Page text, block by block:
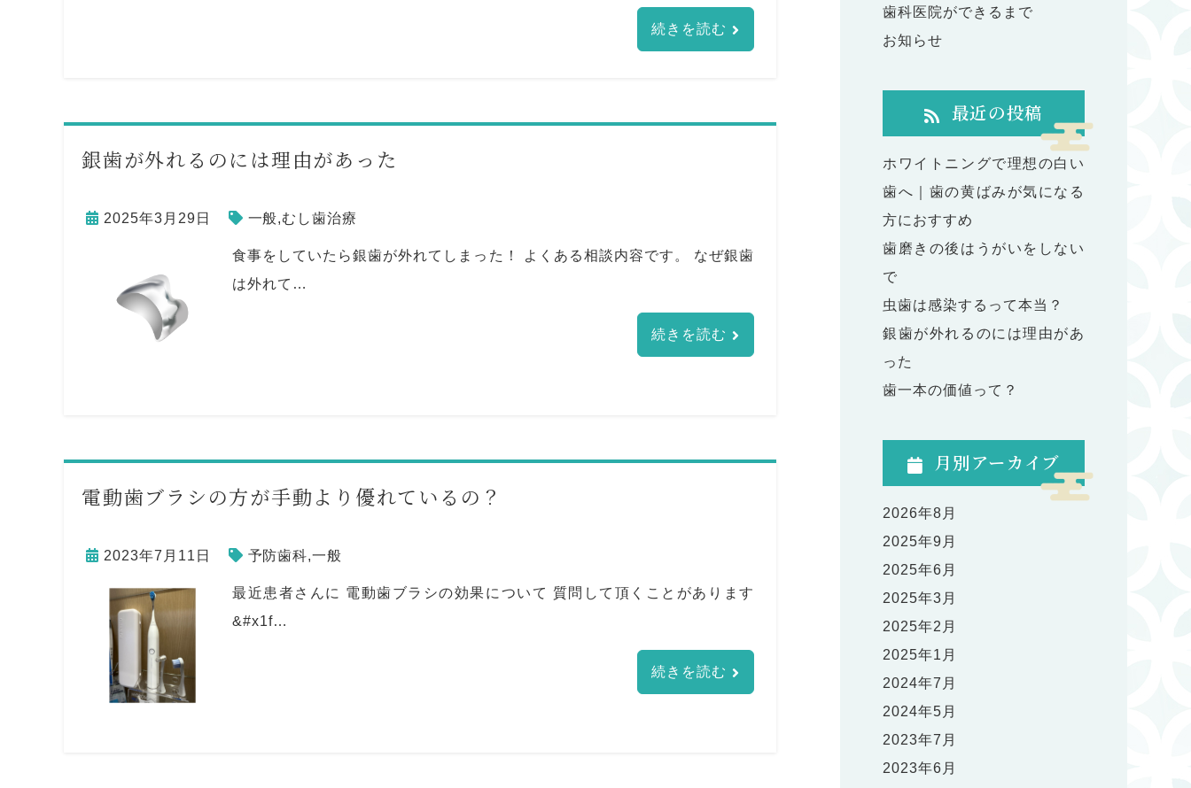
続きを読む
銀歯が外れるのには理由があった
2025年3月29日 一般,むし歯治療
食事をしていたら銀歯が外れてしまった！ よくある相談内容です。 なぜ銀歯
は外れて…
続きを読む
電動歯ブラシの方が手動より優れているの？
2023年7月11日 予防歯科,一般
最近患者さんに 電動歯ブラシの効果について 質問して頂くことがあります
&#x1f…
続きを読む
歯科医院ができるまで
お知らせ
最近の投稿
ホワイトニングで理想の白い
歯へ｜歯の黄ばみが気になる
方におすすめ
歯磨きの後はうがいをしない
で
虫歯は感染するって本当？
銀歯が外れるのには理由があ
った
歯一本の価値って？
月別アーカイブ
2026年8月
2025年9月
2025年6月
2025年3月
2025年2月
2025年1月
2024年7月
2024年5月
2023年7月
2023年6月